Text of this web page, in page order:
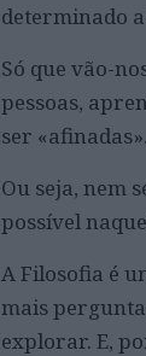
determinado
Só que vão-
pessoas,
ser «afinadas».
Ou seja, nem
possível
A Filosofia é
mais
explorar. E,